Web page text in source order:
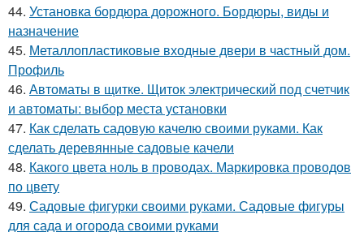
44. Установка бордюра дорожного. Бордюры, виды и
назначение
45. Металлопластиковые входные двери в частный дом.
Профиль
46. Автоматы в щитке. Щиток электрический под счетчик
и автоматы: выбор места установки
47. Как сделать садовую качелю своими руками. Как
сделать деревянные садовые качели
48. Какого цвета ноль в проводах. Маркировка проводов
по цвету
49. Садовые фигурки своими руками. Садовые фигуры
для сада и огорода своими руками